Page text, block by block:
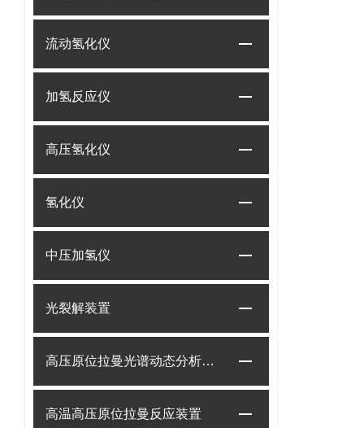
流动氢化仪
加氢反应仪
高压氢化仪
氢化仪
中压加氢仪
光裂解装置
高压原位拉曼光谱动态分析系统
高温高压原位拉曼反应装置